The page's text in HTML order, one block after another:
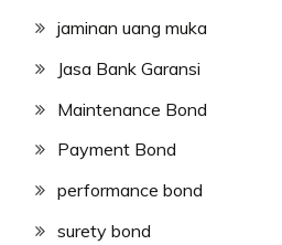
jaminan uang muka
Jasa Bank Garansi
Maintenance Bond
Payment Bond
performance bond
surety bond